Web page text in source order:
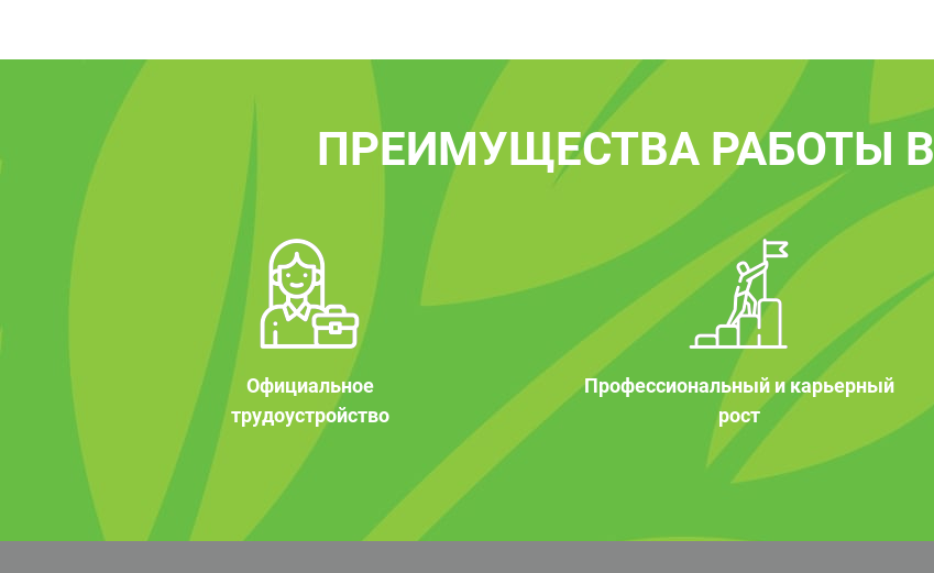
ПРЕИМУЩЕСТВА РАБОТЫ В
Официальное
трудоустройство
Профессиональный и карьерный
рост